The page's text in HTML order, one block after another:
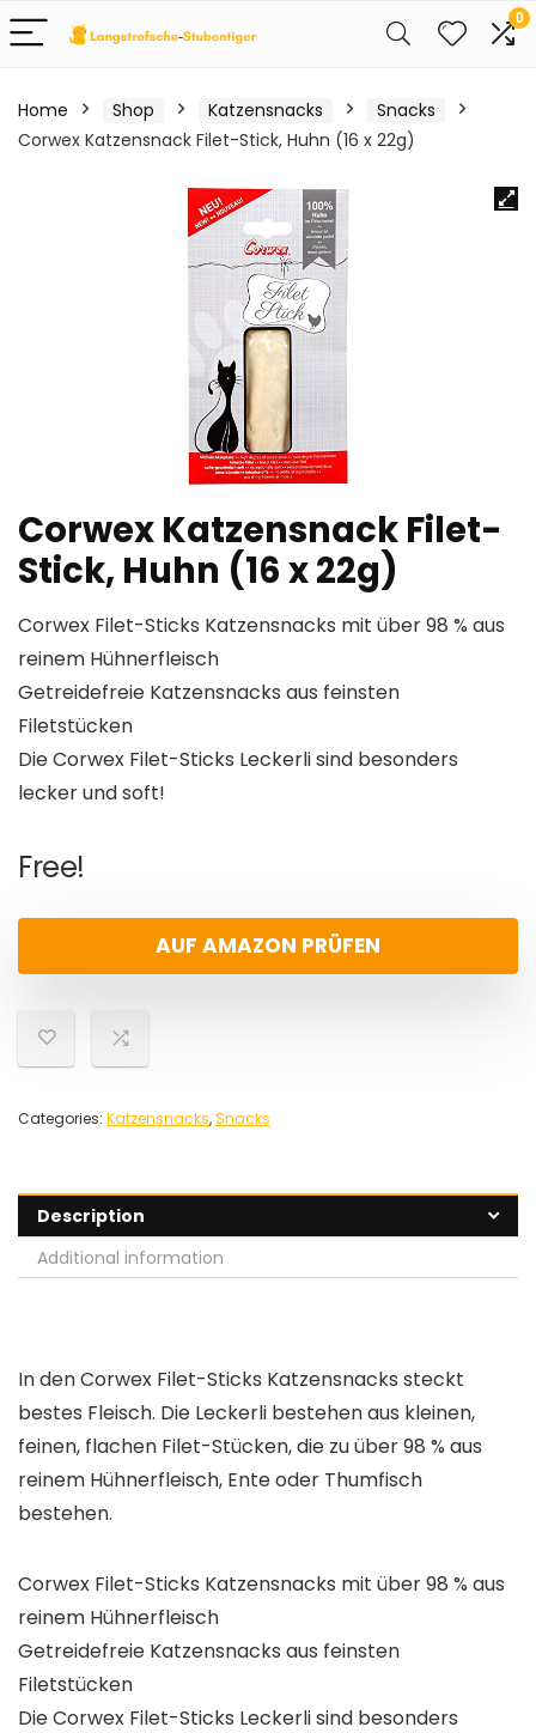
0
Home Shop Katzensnacks
Snacks
Corwex Katzensnack Filet-Stick, Huhn (16 x 22g)
Corwex Katzensnack Filet-
Stick, Huhn (16 x 22g)
Corwex Filet-Sticks Katzensnacks mit über 98 % aus
reinem Hühnerfleisch
Getreidefreie Katzensnacks aus feinsten
Filetstücken
Die Corwex Filet-Sticks Leckerli sind besonders
lecker und soft!
Free!
AUF AMAZON PRÜFEN
Categories: Katzensnacks,Snacks
Description
Additional information
In den Corwex Filet-Sticks Katzensnacks steckt
bestes Fleisch. Die Leckerli bestehen aus kleinen,
feinen, flachen Filet-Stücken, die zu über 98 % aus
reinem Hühnerfleisch, Ente oder Thumfisch
bestehen.
Corwex Filet-Sticks Katzensnacks mit über 98 % aus
reinem Hühnerfleisch
Getreidefreie Katzensnacks aus feinsten
Filetstücken
Die Corwex Filet-Sticks Leckerli sind besonders